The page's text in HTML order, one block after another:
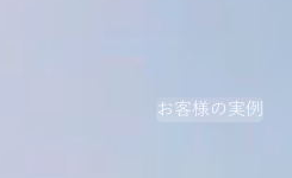
お客様の実例